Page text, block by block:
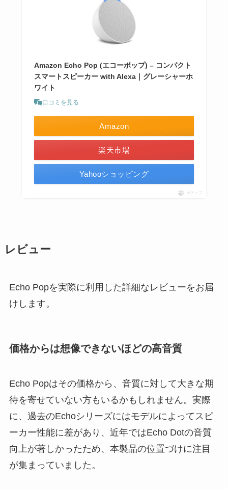
Amazon Echo Pop (エコーポップ) – コンパクト
スマートスピーカー with Alexa｜グレーシャーホ
ワイト
口コミを見る
Amazon
楽天市場
Yahooショッピング
ポチップ
レビュー
Echo Popを実際に利用した詳細なレビューをお届
けします。
価格からは想像できないほどの高音質
Echo Popはその価格から、音質に対して大きな期
待を寄せていない方もいるかもしれません。実際
に、過去のEchoシリーズにはモデルによってスピ
ーカー性能に差があり、近年ではEcho Dotの音質
向上が著しかったため、本製品の位置づけに注目
が集まっていました。